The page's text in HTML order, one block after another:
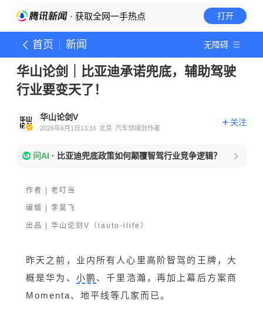
· 获取全网一手热点 打开
首页 新闻 无障碍
华山论剑｜比亚迪承诺兜底，辅助驾驶
行业要变天了！
华山论剑V
2026年6月1日13:16 北京 汽车领域创作者
关注
问AI · 比亚迪兜底政策如何颠覆智驾行业竞争逻辑？
作者 | 老叮当
编辑 | 李昊飞
出品 | 华山论剑V（iauto-ilife）
昨天之前，业内所有人心里高阶智驾的王牌，大
概是华为、 小鹏 、千里浩瀚，再加上幕后方案商
Momenta、地平线等几家而已。